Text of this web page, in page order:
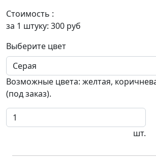
Стоимость :
за 1 штуку: 300 руб
Выберите цвет
Возможные цвета: желтая,
(под заказ).
шт.